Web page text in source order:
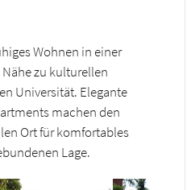
Wohnen in einer
zu kulturellen
Universität. Elegante
machen den
Ort für komfortables
Lage.